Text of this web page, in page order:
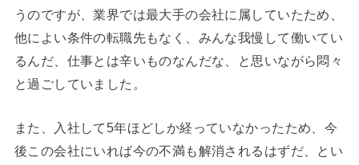
うのですが、業界では最大手の会社に属していたため、
他によい条件の転職先もなく、みんな我慢して働いてい
るんだ、仕事とは辛いものなんだな、と思いながら悶々
と過ごしていました。
また、入社して5年ほどしか経っていなかったため、今
後この会社にいれば今の不満も解消されるはずだ、とい